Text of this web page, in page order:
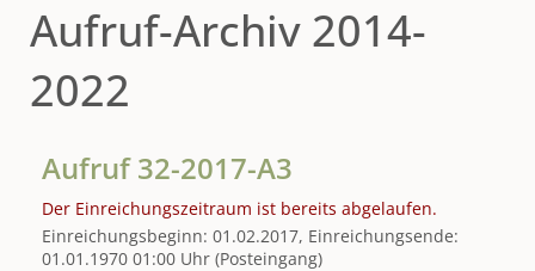
Aufruf-Archiv 2014-
2022
Aufruf 32-2017-A3
Der Einreichungszeitraum ist bereits abgelaufen.
Einreichungsbeginn: 01.02.2017, Einreichungsende:
01.01.1970 01:00 Uhr (Posteingang)